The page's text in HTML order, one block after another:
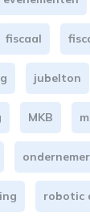
fiscaal
jubelton
MKB
robotic